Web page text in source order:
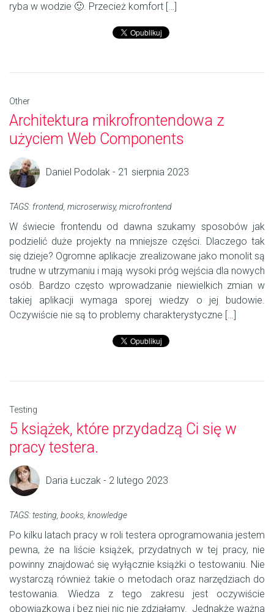
ryba w wodzie 🙂. Przecież komfort […]
Other
Architektura mikrofrontendowa z
użyciem Web Components
Daniel Podolak - 21 sierpnia 2023
TAGS: frontend microserwisy, microfrontend
W świecie frontendu od dawna szukamy sposobów jak
podzielić duże projekty na mniejsze części. Dlaczego tak
się dzieje? Ogromne aplikacje zrealizowane jako monolit są
trudne w utrzymaniu i mają wysoki próg wejścia dla nowych
osób. Bardzo często wprowadzanie niewielkich zmian w
takiej aplikacji wymaga sporej wiedzy o jej budowie.
Oczywiście nie są to problemy charakterystyczne […]
Testing
5 książek, które przydadzą Ci się w
pracy testera.
Daria Łuczak - 2 lutego 2023
TAGS:testing books knowledge
Po kilku latach pracy w roli testera oprogramowania jestem
pewna, że na liście książek, przydatnych w tej pracy, nie
powinny znajdować się wyłącznie książki o testowaniu. Nie
wystarczą również takie o metodach oraz narzędziach do
testowania. Wiedza z tego zakresu jest oczywiście
obowiązkowa i bez niej nic nie zdziałamy. Jednakże ważna